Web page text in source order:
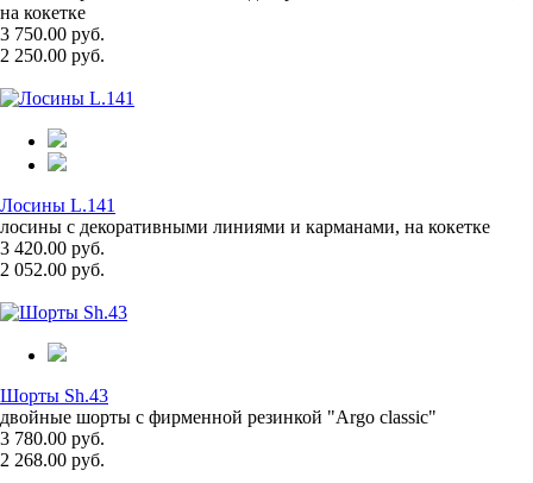
на кокетке
3 750.00 руб.
2 250.00 руб.
Лосины L.141
лосины с декоративными линиями и карманами, на кокетке
3 420.00 руб.
2 052.00 руб.
Шорты Sh.43
двойные шорты с фирменной резинкой "Argo classic"
3 780.00 руб.
2 268.00 руб.